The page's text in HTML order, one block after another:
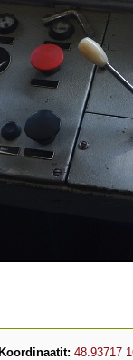
Koordinaatit: 48.93717